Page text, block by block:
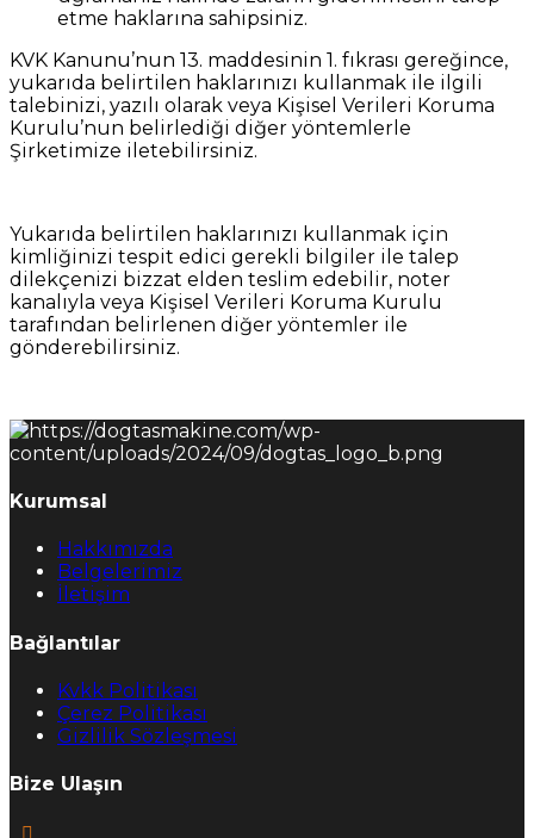
etme haklarına sahipsiniz.
KVK Kanunu’nun 13. maddesinin 1. fıkrası gereğince,
yukarıda belirtilen haklarınızı kullanmak ile ilgili
talebinizi, yazılı olarak veya Kişisel Verileri Koruma
Kurulu’nun belirlediği diğer yöntemlerle
Şirketimize iletebilirsiniz.
Yukarıda belirtilen haklarınızı kullanmak için
kimliğinizi tespit edici gerekli bilgiler ile talep
dilekçenizi bizzat elden teslim edebilir, noter
kanalıyla veya Kişisel Verileri Koruma Kurulu
tarafından belirlenen diğer yöntemler ile
gönderebilirsiniz.
Kurumsal
Hakkımızda
Belgelerimiz
İletişim
Bağlantılar
Kvkk Politikası
Çerez Politikası
Gizlilik Sözleşmesi
Bize Ulaşın